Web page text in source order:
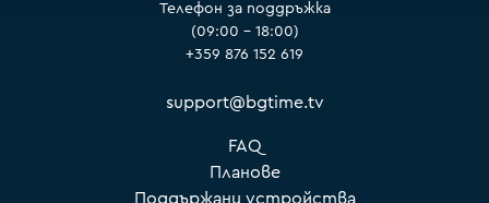
Телефон за поддръжка
(09:00 – 18:00)
+359 876 152 619
support@bgtime.tv
FAQ
Планове
Поддържани устройства